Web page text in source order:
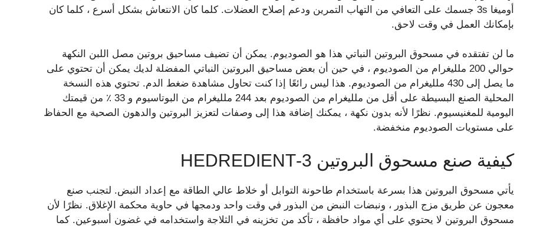
أوميغا 3s جسمك على التعافي من التهاب التمرين ودعم إصلاح العضلات. كلما كان الانتعاش بشكل أسرع ، كلما كان
بإمكانك العمل في وقت لاحق.
ما لن تفتقده في مسحوق البروتين النباتي هذا هو الصوديوم. يمكن أن تضيف مساحيق بروتين مصل اللبن النكهة
حوالي 200 ملليغرام من الصوديوم ، في حين أن بعض مساحيق البروتين النباتي المفضلة لديك يمكن أن تحتوي على
ما يصل إلى 430 ملليغرام من الصوديوم. هذا ليس رائعًا إذا كنت تحاول مشاهدة ضغط الدم. تحتوي هذه النسخة
المحلية الصنع البسيطة على أقل من ملليغرام من الصوديوم بعد 244 ملليغرام من البوتاسيوم و 33 ٪ من قيمتك
اليومية للمغنيسيوم. نظرًا لأنه بدون نكهة ، يمكنك إضافة هذا إلى وصفات لتعزيز البروتين والدهون الصحية مع الحفاظ
على مستويات الصوديوم منخفضة.
كيفية صنع مسحوق البروتين 3-HEDREDIENT
يأتي مسحوق البروتين هذا بسرعة باستخدام طاحونة التوابل أو خلاط عالي الطاقة مع إعداد النبض. لتجنب صنع
معجون عن طريق مزج البذور ، ونبضات النبض من البذور في وقت واحد ودمجها في حاوية محكمة الإغلاق. نظرًا لأن
مسحوق البروتين لا يحتوي على أي مواد حافظة ، تأكد من تخزينه في الثلاجة واستخدامه في غضون أسبوعين. كما